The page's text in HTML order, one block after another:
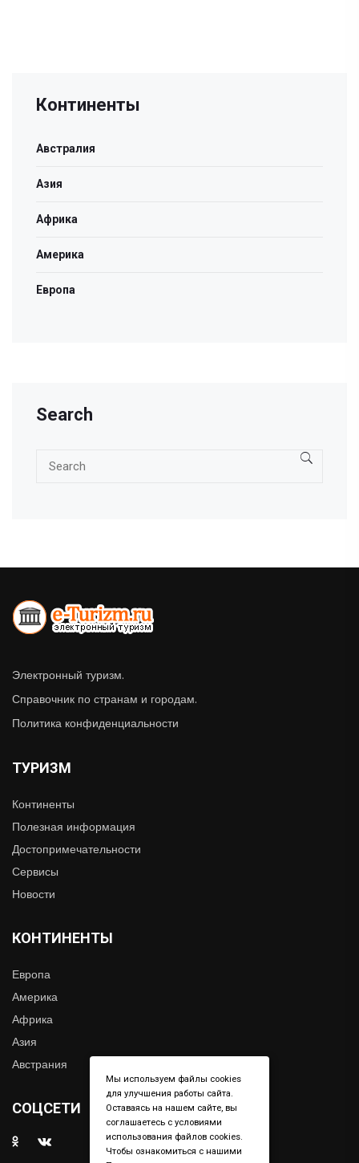
Континенты
Австралия
Азия
Африка
Америка
Европа
Search
Электронный туризм.
Справочник по странам и городам.
Политика конфиденциальности
ТУРИЗМ
Континенты
Полезная информация
Достопримечательности
Сервисы
Новости
КОНТИНЕНТЫ
Европа
Америка
Африка
Азия
Австрания
СОЦСЕТИ
Мы используем файлы cookies
для улучшения работы сайта.
Оставаясь на нашем сайте, вы
соглашаетесь с условиями
использования файлов cookies.
Чтобы ознакомиться с нашими